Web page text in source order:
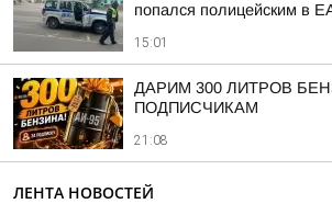
попался полицейским в
15:01
ДАРИМ 300 ЛИТРОВ
ПОДПИСЧИКАМ
21:08
ЛЕНТА НОВОСТЕЙ